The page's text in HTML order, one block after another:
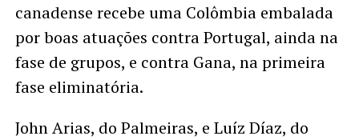
canadense recebe uma Colômbia embalada
por boas atuações contra Portugal, ainda na
fase de grupos, e contra Gana, na primeira
fase eliminatória.
John Arias, do Palmeiras, e Luíz Díaz, do